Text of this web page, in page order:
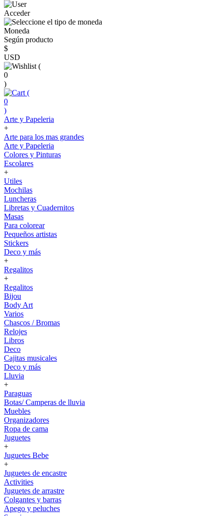
Acceder
Moneda
Según producto
$
USD
(
0
)
(
0
)
Arte y Papeleria
+
Arte para los mas grandes
Arte y Papeleria
Colores y Pinturas
Escolares
+
Utiles
Mochilas
Luncheras
Libretas y Cuadernitos
Masas
Para colorear
Pequeños artistas
Stickers
Deco y más
+
Regalitos
+
Regalitos
Bijou
Body Art
Varios
Chascos / Bromas
Relojes
Libros
Deco
Cajitas musicales
Deco y más
Lluvia
+
Paraguas
Botas/ Camperas de lluvia
Muebles
Organizadores
Ropa de cama
Juguetes
+
Juguetes Bebe
+
Juguetes de encastre
Activities
Juguetes de arrastre
Colgantes y barras
Apego y peluches